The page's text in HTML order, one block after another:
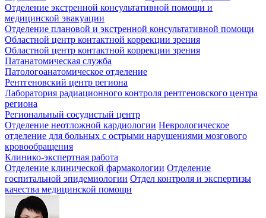
Отделение экстренной консультативной помощи и
медицинской эвакуации
Отделение плановой и экстренной консультативной помощи
Областной центр контактной коррекции зрения
Областной центр контактной коррекции зрения
Патанатомическая служба
Патологоанатомическое отделение
Рентгеновский центр региона
Лаборатория радиационного контроля рентгеновского центра
региона
Региональный сосудистый центр
Отделение неотложной кардиологии Неврологическое
отделение для больных с острыми нарушениями мозгового
кровообращения
Клинико-экспертная работа
Отделение клинической фармакологии Отделение
госпитальной эпидемиологии Отдел контроля и экспертизы
качества медицинской помощи